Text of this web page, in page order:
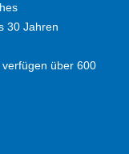
30 Jahren
über 600